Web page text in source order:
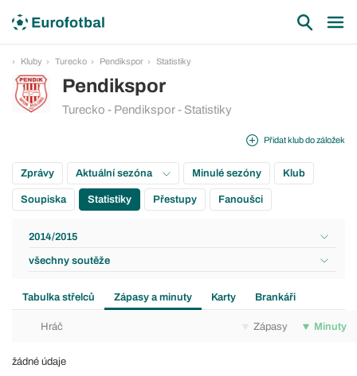
Kluby Turecko Pendikspor Statistiky
Pendikspor
Turecko - Pendikspor - Statistiky
Přidat klub do záložek
Zprávy Aktuální sezóna Minulé sezóny Klub
Soupiska Statistiky Přestupy Fanoušci
2014/2015
všechny soutěže
Tabulka střelců Zápasy a minuty Karty Brankáři
Hráč Zápasy Minuty
žádné údaje